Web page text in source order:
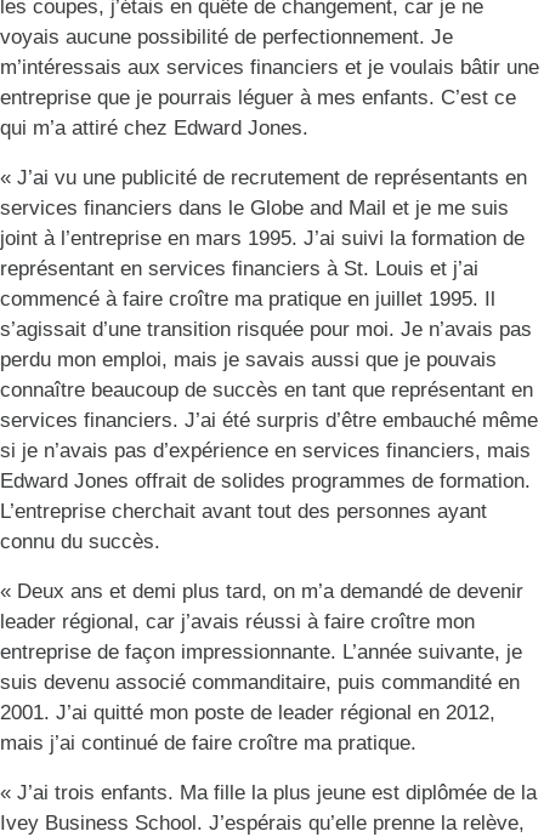
les coupes, j’étais en quête de changement, car je ne
voyais aucune possibilité de perfectionnement. Je
m’intéressais aux services financiers et je voulais bâtir une
entreprise que je pourrais léguer à mes enfants. C’est ce
qui m’a attiré chez Edward Jones.
« J’ai vu une publicité de recrutement de représentants en
services financiers dans le Globe and Mail et je me suis
joint à l’entreprise en mars 1995. J’ai suivi la formation de
représentant en services financiers à St. Louis et j’ai
commencé à faire croître ma pratique en juillet 1995. Il
s’agissait d’une transition risquée pour moi. Je n’avais pas
perdu mon emploi, mais je savais aussi que je pouvais
connaître beaucoup de succès en tant que représentant en
services financiers. J’ai été surpris d’être embauché même
si je n’avais pas d’expérience en services financiers, mais
Edward Jones offrait de solides programmes de formation.
L’entreprise cherchait avant tout des personnes ayant
connu du succès.
« Deux ans et demi plus tard, on m’a demandé de devenir
leader régional, car j’avais réussi à faire croître mon
entreprise de façon impressionnante. L’année suivante, je
suis devenu associé commanditaire, puis commandité en
2001. J’ai quitté mon poste de leader régional en 2012,
mais j’ai continué de faire croître ma pratique.
« J’ai trois enfants. Ma fille la plus jeune est diplômée de la
Ivey Business School. J’espérais qu’elle prenne la relève,